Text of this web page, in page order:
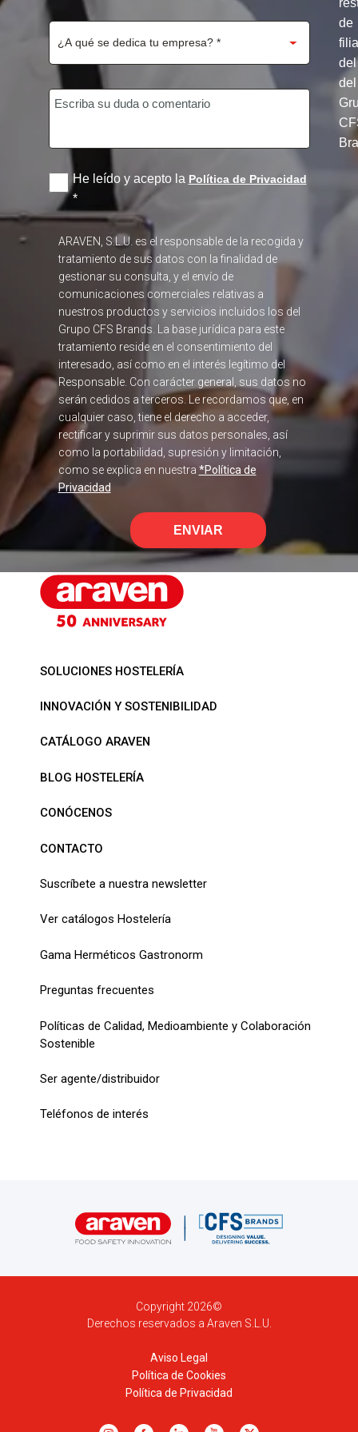
y
de
del
del
He leído y acepto la
*
ARAVEN, S.L.U. es el responsable de la recogida y
tratamiento de sus datos con la finalidad de
gestionar su consulta, y el envío de
comunicaciones comerciales relativas a
nuestros productos y servicios incluidos los del
Grupo CFS Brands. La base jurídica para este
tratamiento reside en el consentimiento del
interesado, así como en el interés legítimo del
Responsable. Con carácter general, sus datos no
serán cedidos a terceros. Le recordamos que, en
cualquier caso, tiene el derecho a acceder,
rectificar y suprimir sus datos personales, así
como la portabilidad, supresión y limitación,
como se explica en nuestra
Privacidad
ENVIAR
Políticas de Calidad, Medioambiente y Colaboración
Copyright 2026©
Aviso Legal
Política de Cookies